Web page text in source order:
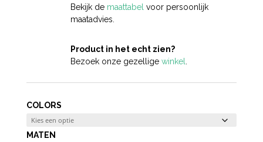
Bekijk de maattabel voor persoonlijk
maatadvies.
Product in het echt zien?
Bezoek onze gezellige winkel
COLORS
MATEN